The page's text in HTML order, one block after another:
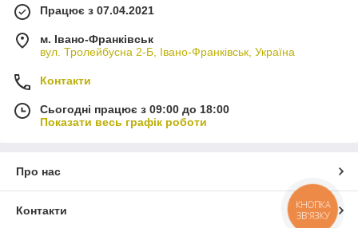
Працює з 07.04.2021
м. Івано-Франківськ
вул. Тролейбусна 2-Б, Івано-Франківськ, Україна
Контакти
Сьогодні працює з 09:00 до 18:00
Показати весь графік роботи
Про нас
Контакти
КНОПКА
ЗВ'ЯЗКУ